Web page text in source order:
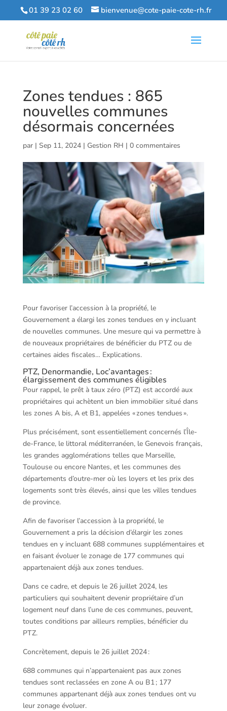
01 39 23 02 60 bienvenue@cote-paie-cote-rh.fr
Zones tendues : 865
nouvelles communes
désormais concernées
par | Sep 11, 2024| Gestion RH | 0 commentaires
Pour favoriser l’accession à la propriété, le
Gouvernement a élargi les zones tendues en y incluant
de nouvelles communes. Une mesure qui va permettre à
de nouveaux propriétaires de bénéficier du PTZ ou de
certaines aides fiscales… Explications.
PTZ, Denormandie, Loc’avantages :
élargissement des communes éligibles
Pour rappel, le prêt à taux zéro (PTZ) est accordé aux
propriétaires qui achètent un bien immobilier situé dans
les zones A bis, A et B1, appelées « zones tendues ».
Plus précisément, sont essentiellement concernés l’Île-
de-France, le littoral méditerranéen, le Genevois français,
les grandes agglomérations telles que Marseille,
Toulouse ou encore Nantes, et les communes des
départements d’outre-mer où les loyers et les prix des
logements sont très élevés, ainsi que les villes tendues
de province.
Afin de favoriser l’accession à la propriété, le
Gouvernement a pris la décision d’élargir les zones
tendues en y incluant 688 communes supplémentaires et
en faisant évoluer le zonage de 177 communes qui
appartenaient déjà aux zones tendues.
Dans ce cadre, et depuis le 26 juillet 2024, les
particuliers qui souhaitent devenir propriétaire d’un
logement neuf dans l’une de ces communes, peuvent,
toutes conditions par ailleurs remplies, bénéficier du
PTZ.
Concrètement, depuis le 26 juillet 2024 :
688 communes qui n’appartenaient pas aux zones
tendues sont reclassées en zone A ou B1 ; 177
communes appartenant déjà aux zones tendues ont vu
leur zonage évoluer.